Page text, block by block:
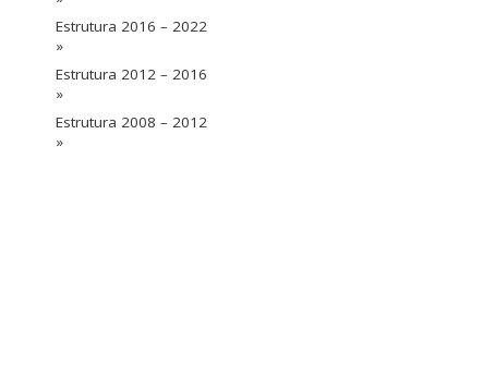
Estrutura 2016 – 2022
»
Estrutura 2012 – 2016
»
Estrutura 2008 – 2012
»